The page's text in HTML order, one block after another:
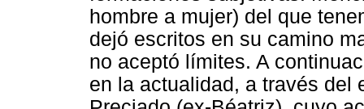
hombre a mujer) del que
dejó escritos en su camino
no aceptó límites. A
en la actualidad, a través del